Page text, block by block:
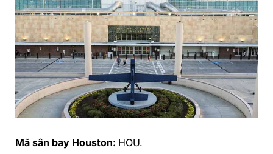
Mã sân bay Houston: HOU.